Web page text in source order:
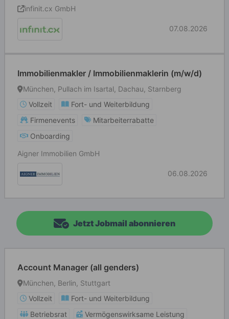
infinit.cx GmbH
07.08.2026
Immobilienmakler / Immobilienmaklerin (m/w/d)
München, Pullach im Isartal, Dachau, Starnberg
Vollzeit
Fort- und Weiterbildung
Firmenevents
Mitarbeiterrabatte
Onboarding
Aigner Immobilien GmbH
06.08.2026
Jetzt Jobmail abonnieren
Account Manager (all genders)
München, Berlin, Stuttgart
Vollzeit
Fort- und Weiterbildung
Betriebsrat
Vermögenswirksame Leistung